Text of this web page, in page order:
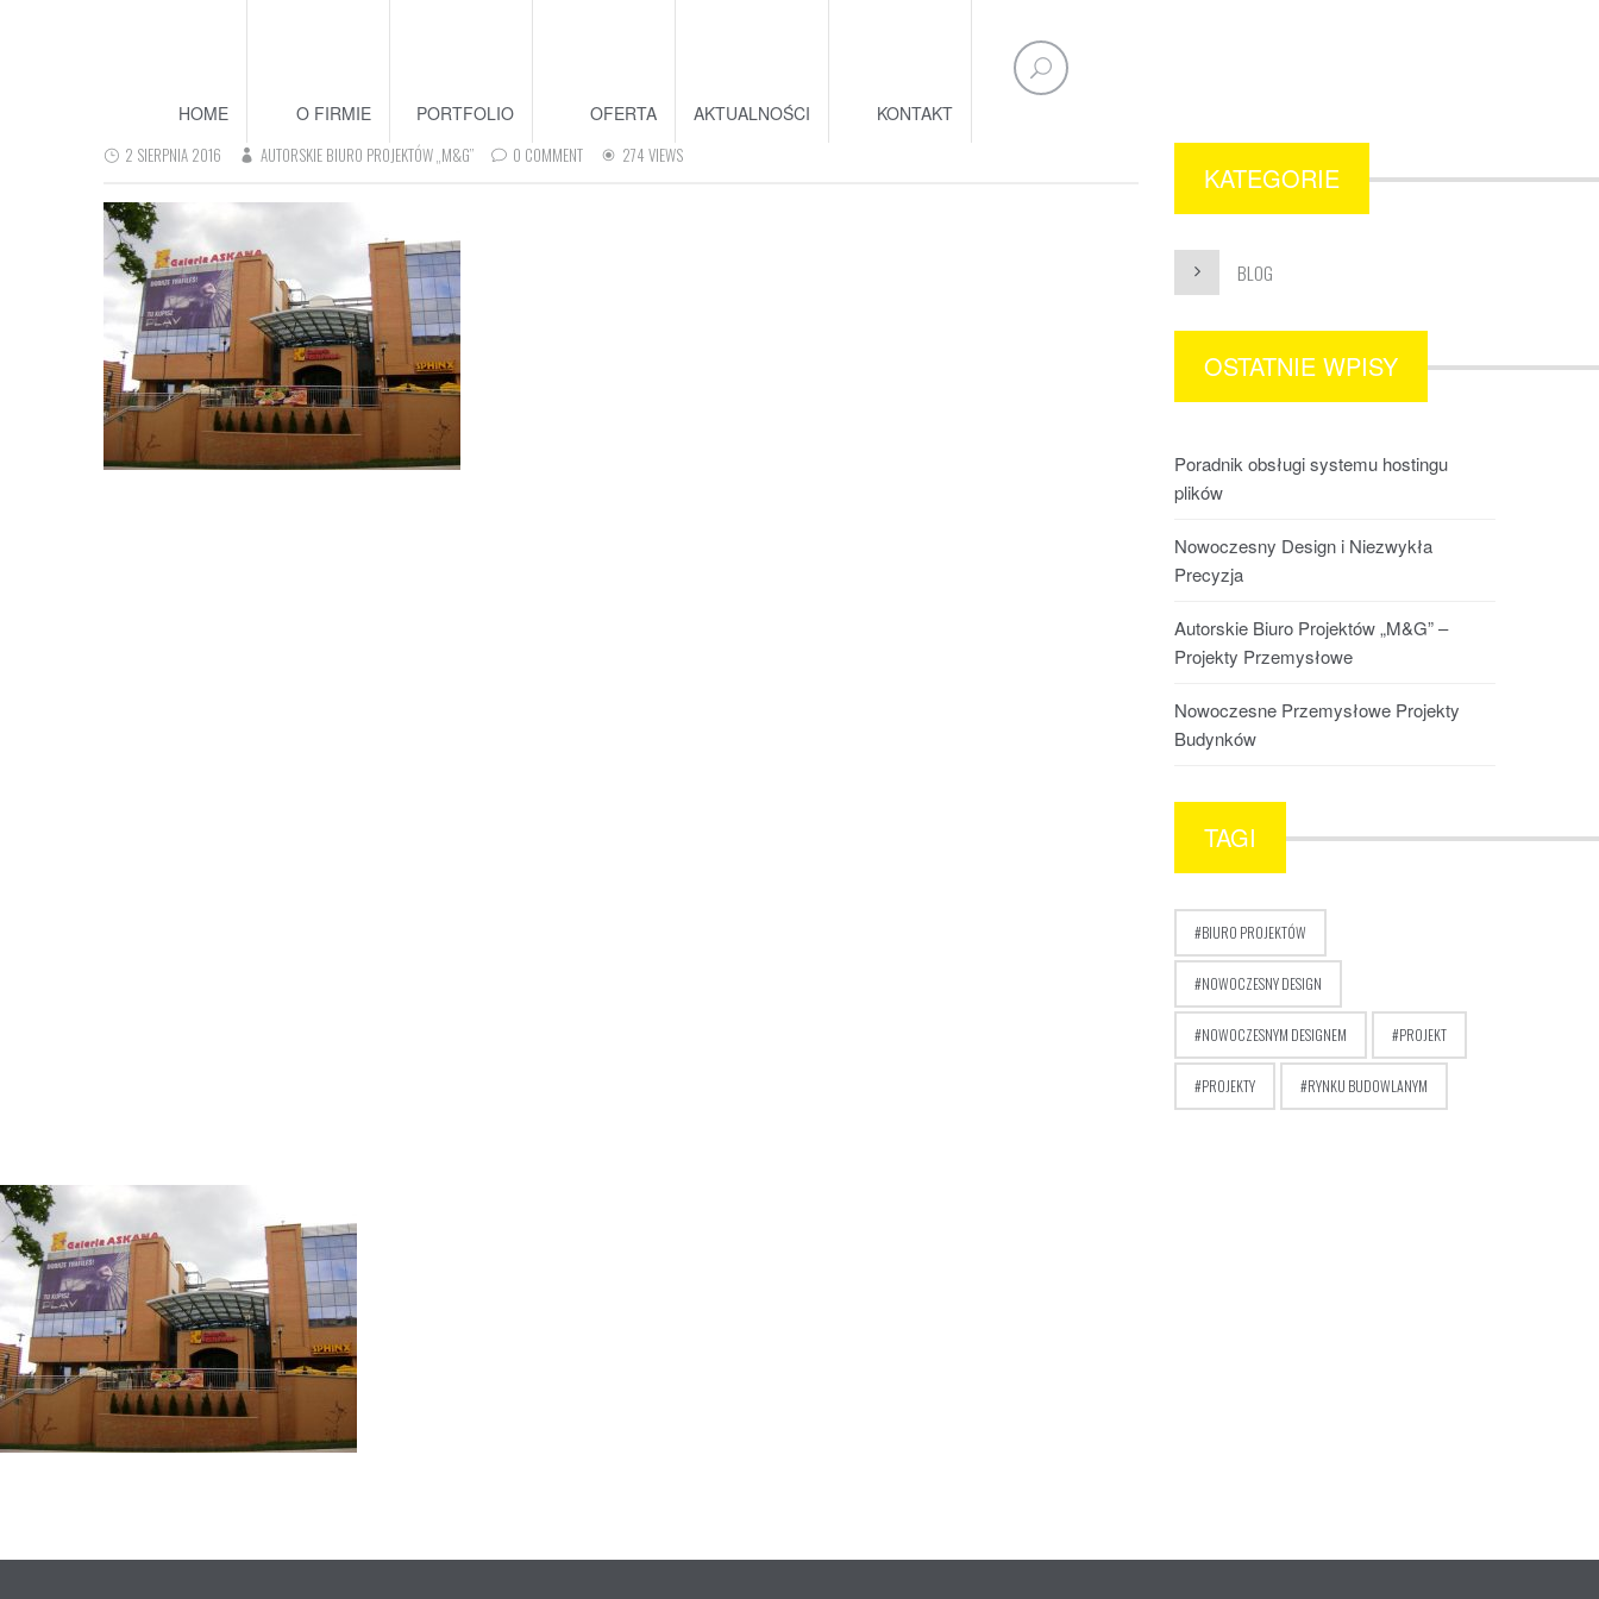
HOME O FIRMIE PORTFOLIO OFERTA AKTUALNOŚCI
KONTAKT
2 SIERPNIA 2016
AUTORSKIE BIURO PROJEKTÓW „M&G” 0 COMMENT 274 VIEWS
KATEGORIE
BLOG
OSTATNIE WPISY
Poradnik obsługi systemu hostingu
plików
Nowoczesny Design i Niezwykła
Precyzja
Autorskie Biuro Projektów „M&G” –
Projekty Przemysłowe
Nowoczesne Przemysłowe Projekty
Budynków
TAGI
BIURO PROJEKTÓW
NOWOCZESNY DESIGN
NOWOCZESNYM DESIGNEM PROJEKT
PROJEKTY RYNKU BUDOWLANYM